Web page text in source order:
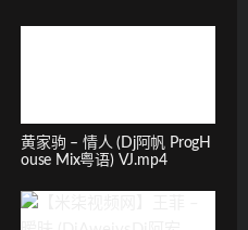
黄家驹 – 情人 (Dj阿帆 ProgH
ouse Mix粤语) VJ.mp4